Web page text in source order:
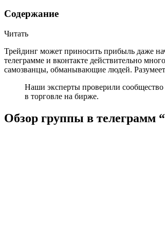
Содержание
Читать
Трейдинг может приносить прибыль даже
телеграмме и вконтакте действительно
самозванцы, обманывающие людей.
Наши эксперты проверили сообщество
в торговле на бирже.
Обзор группы в телеграмм